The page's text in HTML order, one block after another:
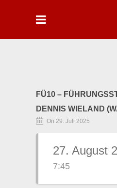
FÜ10 –
DENNIS WIELAND
On 29. Juli 2025
27. August
7:45